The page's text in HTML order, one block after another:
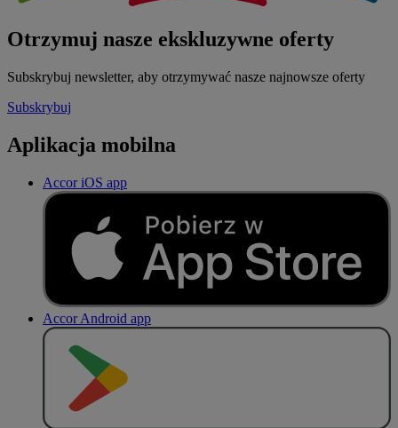
Otrzymuj nasze ekskluzywne oferty
Subskrybuj newsletter, aby otrzymywać nasze najnowsze oferty
Subskrybuj
Aplikacja mobilna
Accor iOS app
Accor Android app